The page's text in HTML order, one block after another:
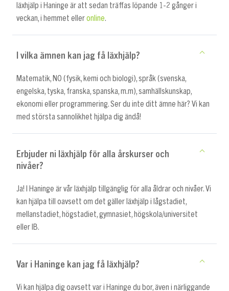
läxhjälp i Haninge är att sedan träffas löpande 1-2 gånger i
veckan, i hemmet elleronline.
I vilka ämnen kan jag få läxhjälp?
Matematik, NO (fysik, kemi och biologi), språk (svenska,
engelska, tyska, franska, spanska, m.m), samhällskunskap,
ekonomi eller programmering. Ser du inte ditt ämne här? Vi kan
med största sannolikhet hjälpa dig ändå!
Erbjuder ni läxhjälp för alla årskurser och
nivåer?
Ja! I Haninge är vår läxhjälp tillgänglig för alla åldrar och nivåer. Vi
kan hjälpa till oavsett om det gäller läxhjälp i lågstadiet,
mellanstadiet, högstadiet, gymnasiet, högskola/universitet
eller IB.
Var i Haninge kan jag få läxhjälp?
Vi kan hjälpa dig oavsett var i Haninge du bor, även i närliggande